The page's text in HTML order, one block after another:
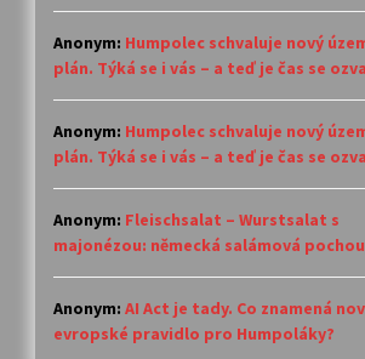
Anonym: Humpolec schvaluje nový
plán. Týká se i vás – a teď je čas se
Anonym: Humpolec schvaluje nový
plán. Týká se i vás – a teď je čas se
Anonym: Fleischsalat – Wurstsalat s
majonézou: německá salámová
Anonym: AI Act je tady. Co znamená
evropské pravidlo pro Humpoláky?